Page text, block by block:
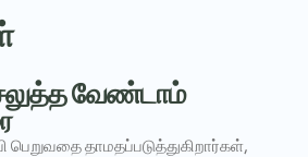
வேண்டாம்
தாமதப்படுத்துகிறார்கள்,